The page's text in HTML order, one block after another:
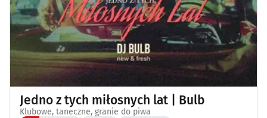
Jedno z tych miłosnych lat | Bulb
Klubowe, taneczne, granie do piwa